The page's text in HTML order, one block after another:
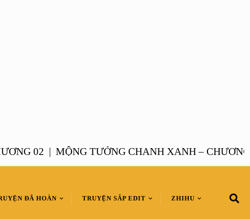
02 |MỘNG TƯỞNG CHANH XANH – CHƯƠNG
ĐÃ HOÀN TRUYỆN SẮP EDIT ZHIHU